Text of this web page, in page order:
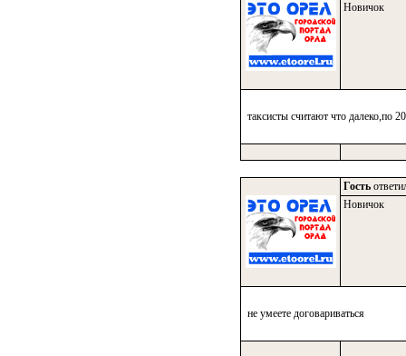
Новичок
таксисты считают что далеко,по
Гость
Новичок
не умеете договариваться